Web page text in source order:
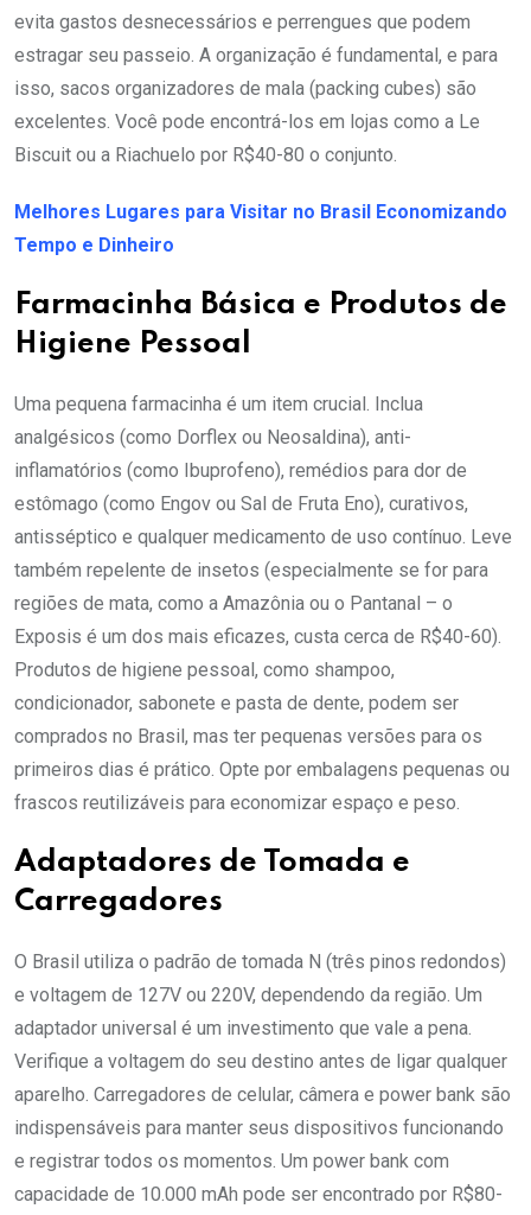
evita gastos desnecessários e perrengues que podem
estragar seu passeio. A organização é fundamental, e para
isso, sacos organizadores de mala (packing cubes) são
excelentes. Você pode encontrá-los em lojas como a Le
Biscuit ou a Riachuelo por R$40-80 o conjunto.
Melhores Lugares para Visitar no Brasil Economizando
Tempo e Dinheiro
Farmacinha Básica e Produtos de
Higiene Pessoal
Uma pequena farmacinha é um item crucial. Inclua
analgésicos (como Dorflex ou Neosaldina), anti-
inflamatórios (como Ibuprofeno), remédios para dor de
estômago (como Engov ou Sal de Fruta Eno), curativos,
antisséptico e qualquer medicamento de uso contínuo. Leve
também repelente de insetos (especialmente se for para
regiões de mata, como a Amazônia ou o Pantanal – o
Exposis é um dos mais eficazes, custa cerca de R$40-60).
Produtos de higiene pessoal, como shampoo,
condicionador, sabonete e pasta de dente, podem ser
comprados no Brasil, mas ter pequenas versões para os
primeiros dias é prático. Opte por embalagens pequenas ou
frascos reutilizáveis para economizar espaço e peso.
Adaptadores de Tomada e
Carregadores
O Brasil utiliza o padrão de tomada N (três pinos redondos)
e voltagem de 127V ou 220V, dependendo da região. Um
adaptador universal é um investimento que vale a pena.
Verifique a voltagem do seu destino antes de ligar qualquer
aparelho. Carregadores de celular, câmera e power bank são
indispensáveis para manter seus dispositivos funcionando
e registrar todos os momentos. Um power bank com
capacidade de 10.000 mAh pode ser encontrado por R$80-